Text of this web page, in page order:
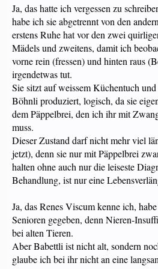
Ja, das hatte ich vergessen zu
habe ich sie abgetrennt von den
erstens Ruhe hat vor den zwei
Mädels und zweitens, damit ich
vorne rein (fressen) und hinten raus
irgendetwas tut.
Sie sitzt auf weissem Küchentuch und
Böhnli produziert, logisch, da sie
dem Päppelbrei, den ich ihr mit
muss.
Dieser Zustand darf nicht mehr viel
jetzt), denn sie nur mit Päppelbrei
halten ohne auch nur die leiseste
Behandlung, ist nur eine
Ja, das Renes Viscum kenne ich,
Senioren gegeben, denn Nieren-
bei alten Tieren.
Aber Babettli ist nicht alt, sondern
glaube ich bei ihr nicht an eine